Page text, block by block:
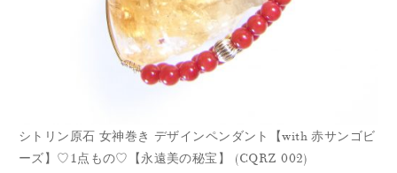
シトリン原石 女神巻き デザインペンダント【with 赤サンゴビ
ーズ】♡1点もの♡【永遠美の秘宝】 (CQRZ 002)